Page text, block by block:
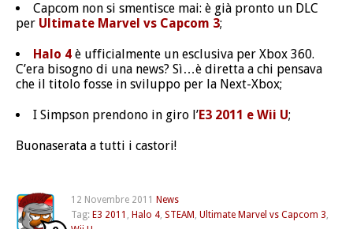
Capcom non si smentisce mai: è già pronto un DLC
per Ultimate Marvel vs Capcom 3;
Halo 4 è ufficialmente un esclusiva per Xbox 360.
C’era bisogno di una news? Sì…è diretta a chi pensava
che il titolo fosse in sviluppo per la Next-Xbox;
I Simpson prendono in giro l’E3 2011 e Wii U;
Buonaserata a tutti i castori!
12 Novembre 2011
News
Tag: E3 2011 , Halo 4, STEAM , Ultimate Marvel vs Capcom 3,